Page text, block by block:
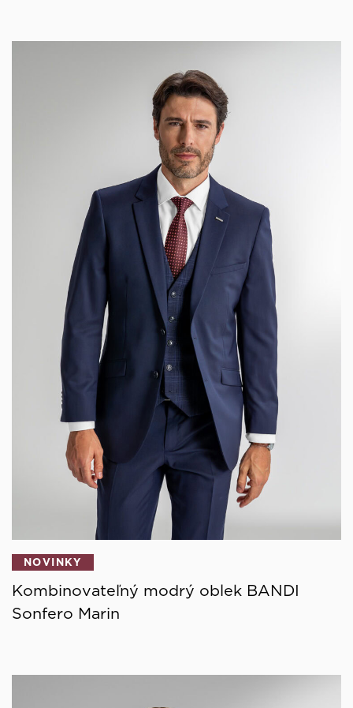
NOVINKY
Kombinovateľný modrý oblek BANDI
Sonfero Marin